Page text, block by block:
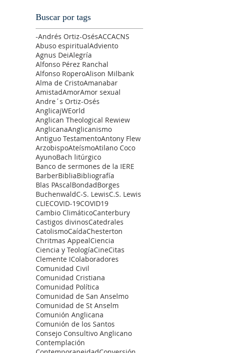
Buscar por tags
-Andrés Ortiz-OsésACCACNS
Abuso espiritualAdviento
Agnus DeiAlegría
Alfonso Pérez Ranchal
Alfonso RoperoAlison Milbank
Alma de CristoAmanabar
AmistadAmorAmor sexual
Andre´s Ortiz-Osés
AnglicajWEorld
Anglican Theological Rewiew
AnglicanaAnglicanismo
Antiguo TestamentoAntony Flew
ArzobispoAteísmoAtilano Coco
AyunoBach litúrgico
Banco de sermones de la IERE
BarberBibliaBibliografía
Blas PAscalBondadBorges
BuchenwaldC-S. LewisC.S. Lewis
CLIECOVID-19COVID19
Cambio ClimáticoCanterbury
Castigos divinosCatedrales
CatolismoCaídaChesterton
Chritmas AppealCiencia
Ciencia y TeologíaCineCitas
Clemente IColaboradores
Comunidad Civil
Comunidad Cristiana
Comunidad Política
Comunidad de San Anselmo
Comunidad de St Anselm
Comunión Anglicana
Comunión de los Santos
Consejo Consultivo Anglicano
Contemplación